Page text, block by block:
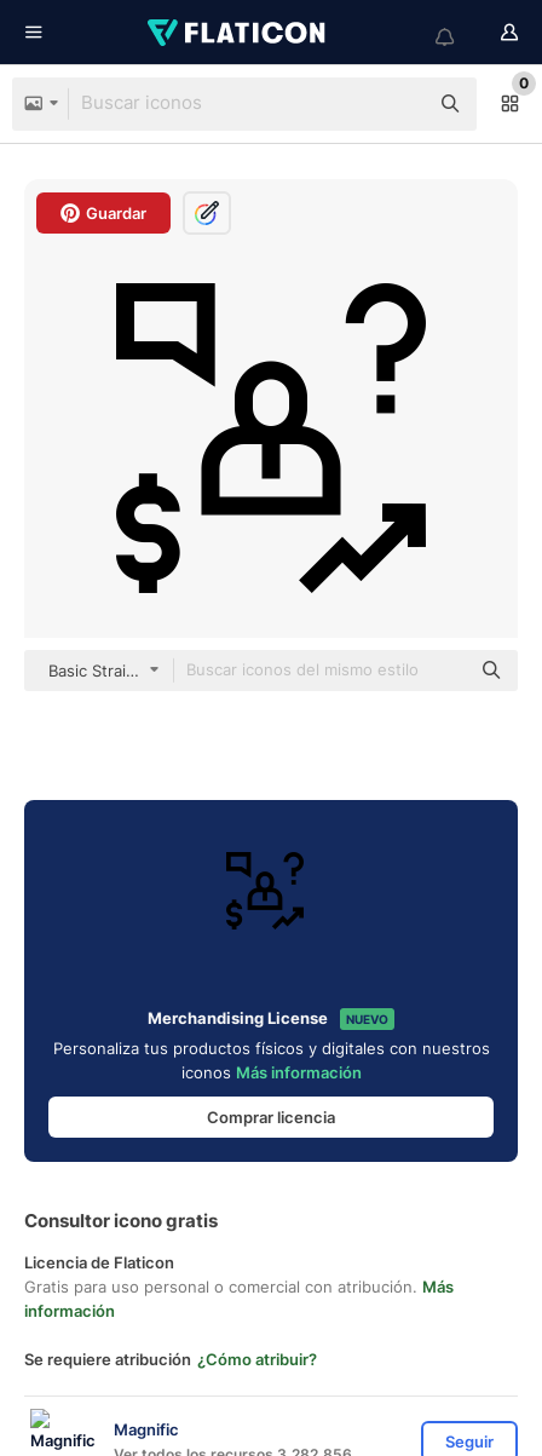
0
Guardar
Basic Straight Lineal
Merchandising License NUEVO
Personaliza tus productos físicos y digitales con nuestros
iconos Más información
Comprar licencia
Consultor icono gratis
Licencia de Flaticon
Gratis para uso personal o comercial con atribución. Más
información
Se requiere atribución ¿Cómo atribuir?
Magnific
Seguir